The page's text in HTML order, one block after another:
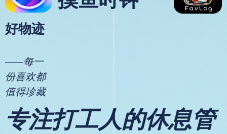
专注打工人的休息管
好物迹
——每一
份喜欢都
值得珍藏